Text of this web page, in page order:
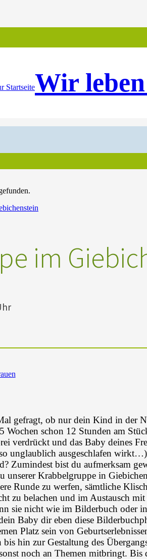
Wir
im
gefragt, ob nur dein Kind in der
Wochen schon 12 Stunden am
verdrückt und das Baby deines
unglaublich ausgeschlafen
Zumindest bist du aufmerksam
unserer Krabbelgruppe in
Runde zu werfen, sämtliche
zu belachen und im Austausch
sie nicht wie im Bilderbuch oder
Baby dir eben diese
Platz sein von
hin zur Gestaltung des
noch an Themen mitbringt.